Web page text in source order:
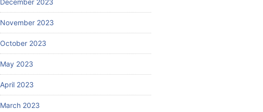
December 2023
November 2023
October 2023
May 2023
April 2023
March 2023